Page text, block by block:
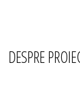
DESPRE